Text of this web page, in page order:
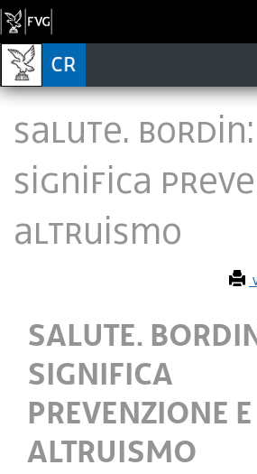
SALUTE.
SIGNIFICA
ALTRUISMO
SALUTE.
SIGNIFICA
PREVENZIONE E
ALTRUISMO